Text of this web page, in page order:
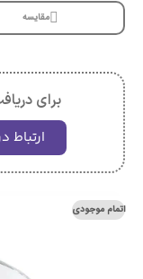
مقایسه
برای
ارتباط
اتمام موجودی